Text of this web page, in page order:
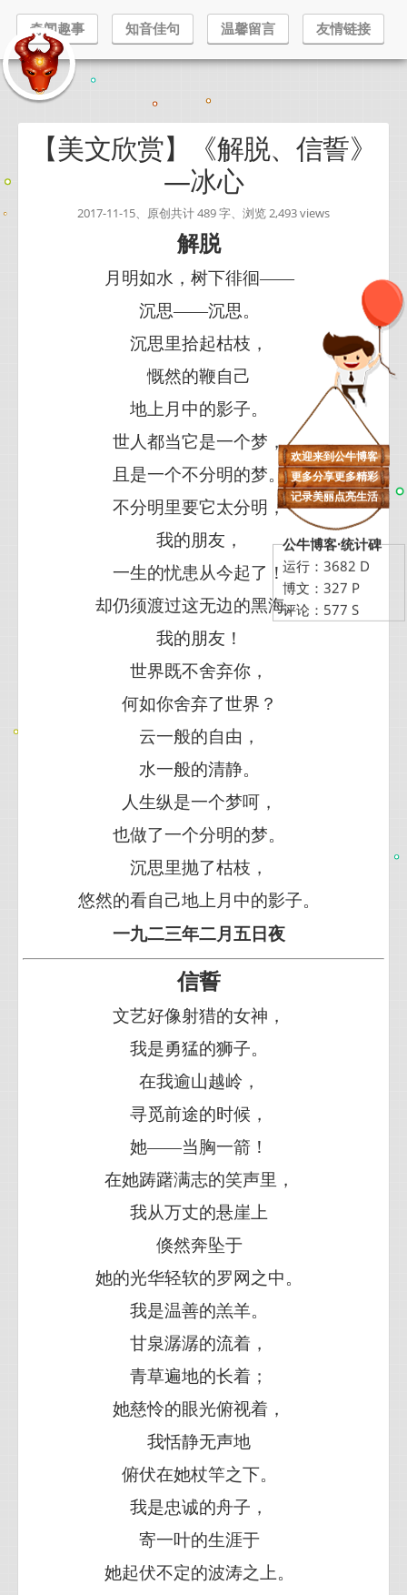
友情链接
温馨留言
知音佳句
奇闻趣事
【美文欣赏】《解脱、信誓》
—冰心
2017-11-15、原创共计 489 字、浏览 2,493 views
解脱
月明如水，树下徘徊——
沉思——沉思。
沉思里拾起枯枝，
慨然的鞭自己
地上月中的影子。
世人都当它是一个梦，
且是一个不分明的梦。
不分明里要它太分明，
我的朋友，
一生的忧患从今起了！
却仍须渡过这无边的黑海。
我的朋友！
世界既不舍弃你，
何如你舍弃了世界？
云一般的自由，
水一般的清静。
人生纵是一个梦呵，
也做了一个分明的梦。
沉思里抛了枯枝，
悠然的看自己地上月中的影子。
一九二三年二月五日夜
信誓
文艺好像射猎的女神，
我是勇猛的狮子。
在我逾山越岭，
寻觅前途的时候，
她——当胸一箭！
在她踌躇满志的笑声里，
我从万丈的悬崖上
倏然奔坠于
她的光华轻软的罗网之中。
我是温善的羔羊。
甘泉潺潺的流着，
青草遍地的长着；
她慈怜的眼光俯视着，
我恬静无声地
俯伏在她杖竿之下。
我是忠诚的舟子，
寄一叶的生涯于
她起伏不定的波涛之上。
欢迎来到公牛博客
更多分享更多精彩
记录美丽点亮生活
公牛博客·统计碑
运行：3682 D
博文：327 P
评论：577 S